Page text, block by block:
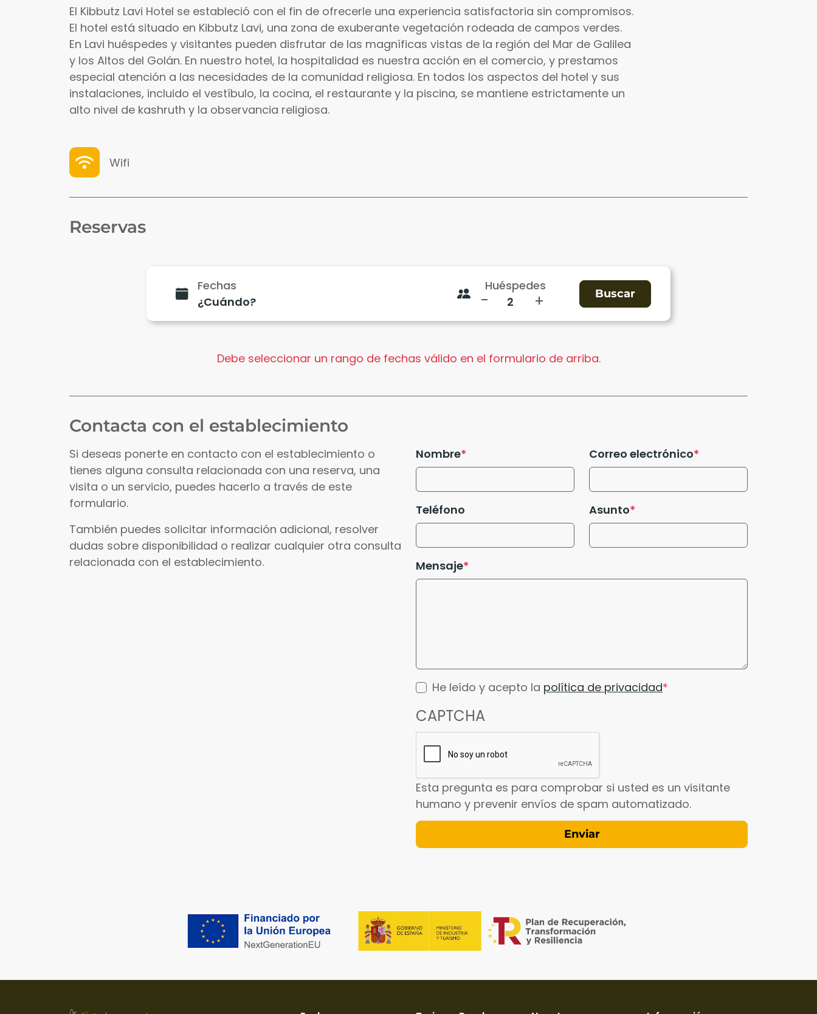
El Kibbutz Lavi Hotel se estableció con el fin de ofrecerle una experiencia satisfactoria sin compromisos.
El hotel está situado en Kibbutz Lavi, una zona de exuberante vegetación rodeada de campos verdes.
En Lavi huéspedes y visitantes pueden disfrutar de las magníficas vistas de la región del Mar de Galilea
y los Altos del Golán. En nuestro hotel, la hospitalidad es nuestra acción en el comercio, y prestamos
especial atención a las necesidades de la comunidad religiosa. En todos los aspectos del hotel y sus
instalaciones, incluido el vestíbulo, la cocina, el restaurante y la piscina, se mantiene estrictamente un
alto nivel de kashruth y la observancia religiosa.
Wifi
Reservas
Fechas Huéspedes
- +
Debe seleccionar un rango de fechas válido en el formulario de arriba.
Contacta con el establecimiento
Si deseas ponerte en contacto con el establecimiento o
tienes alguna consulta relacionada con una reserva, una
visita o un servicio, puedes hacerlo a través de este
formulario.
También puedes solicitar información adicional, resolver
dudas sobre disponibilidad o realizar cualquier otra consulta
relacionada con el establecimiento.
Nombre Correo electrónico
Teléfono Asunto
Mensaje
He leído y acepto la política de privacidad
CAPTCHA
Esta pregunta es para comprobar si usted es un visitante
humano y prevenir envíos de spam automatizado.